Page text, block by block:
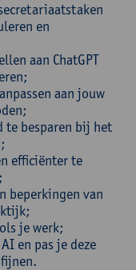
en
aan ChatGPT
aan jouw
te besparen bij het
efficiënter te
beperkingen van
je werk;
en pas je deze